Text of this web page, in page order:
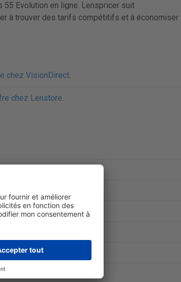
55 Evolution en ligne. Lenspricer suit
à trouver des tarifs compétitifs et à économiser
chez VisionDirect.
chez Lenstore.